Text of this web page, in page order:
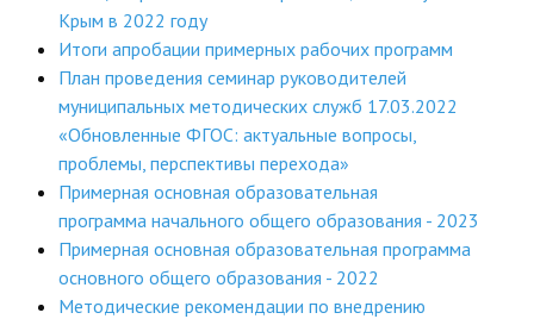
Крым в 2022 году
Итоги апробации примерных рабочих программ
План проведения семинар руководителей
муниципальных методических служб 17.03.2022
«Обновленные ФГОС: актуальные вопросы,
проблемы, перспективы перехода»
Примерная основная образовательная
программа начального общего образования - 2023
Примерная основная образовательная программа
основного общего образования - 2022
Методические рекомендации по внедрению